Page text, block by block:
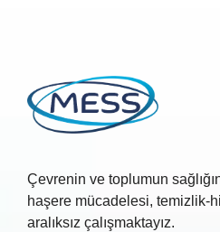
Çevrenin ve toplumun
haşere mücadelesi, temizlik-
aralıksız çalışmaktayız.